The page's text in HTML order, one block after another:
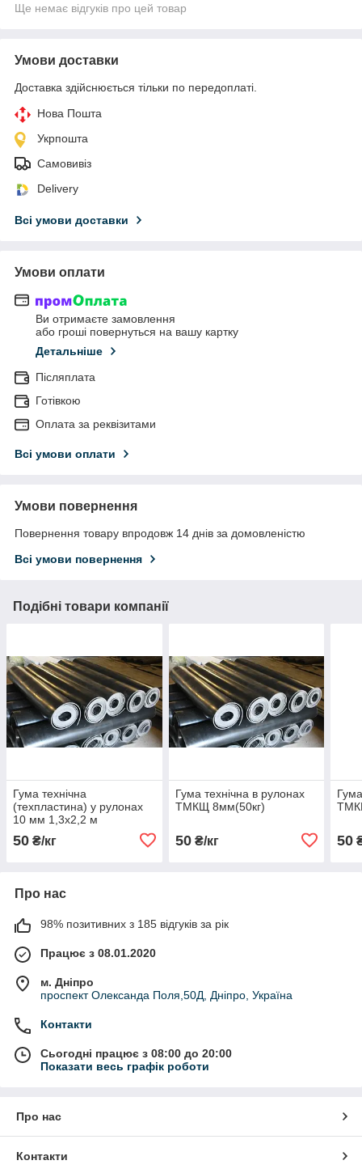
Ще немає відгуків про цей товар
Умови доставки
Доставка здійснюється тільки по передоплаті.
Нова Пошта
Укрпошта
Самовивіз
Delivery
Всі умови доставки
Умови оплати
Ви отримаєте замовлення
або гроші повернуться на вашу картку
Детальніше
Післяплата
Готівкою
Оплата за реквізитами
Всі умови оплати
Умови повернення
Повернення товару впродовж 14 днів за домовленістю
Всі умови повернення
Подібні товари компанії
Гума технічна
(техпластина) у рулонах
10 мм 1,3х2,2 м
50 ₴/кг
Гума технічна в рулонах
ТМКЩ 8мм(50кг)
50₴/кг 50
Про нас
98% позитивних з 185 відгуків за рік
Працює з 08.01.2020
м. Дніпро
проспект Олександа Поля,50Д, Дніпро, Україна
Контакти
Сьогодні працює з 08:00 до 20:00
Показати весь графік роботи
Про нас
Контакти